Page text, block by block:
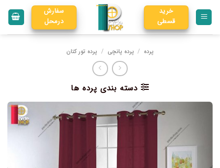
خرید
قسطی
سفارش
درمحل
پرده / پرده پانچی / پرده تور کتان
دسته بندی پرده ها